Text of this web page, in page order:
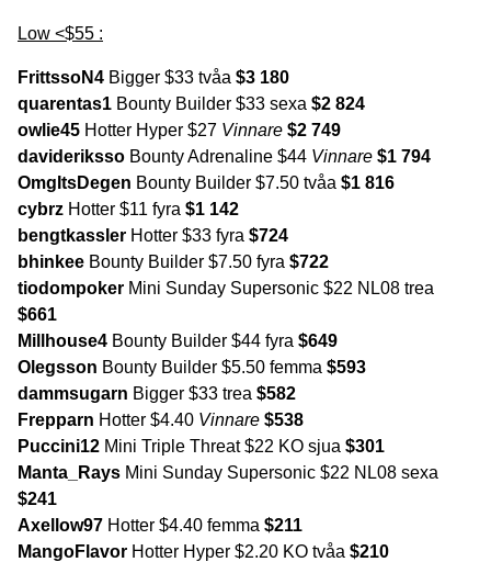
Low <$55 :
FrittssoN4 Bigger $33 tvåa $3 180
quarentas1 Bounty Builder $33 sexa $2 824
owlie45 Hotter Hyper $27 Vinnare $2 749
davideriksso Bounty Adrenaline $44 Vinnare $1 794
OmgItsDegen Bounty Builder $7.50 tvåa $1 816
cybrz Hotter $11 fyra $1 142
bengtkassler Hotter $33 fyra $724
bhinkee Bounty Builder $7.50 fyra $722
tiodompoker Mini Sunday Supersonic $22 NL08 trea
$661
Millhouse4 Bounty Builder $44 fyra $649
Olegsson Bounty Builder $5.50 femma $593
dammsugarn Bigger $33 trea $582
Frepparn Hotter $4.40 Vinnare $538
Puccini12 Mini Triple Threat $22 KO sjua $301
Manta_Rays Mini Sunday Supersonic $22 NL08 sexa
$241
Axellow97 Hotter $4.40 femma $211
MangoFlavor Hotter Hyper $2.20 KO tvåa $210